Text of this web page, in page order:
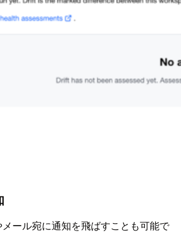
ール宛に通知を飛ばすことも可能で